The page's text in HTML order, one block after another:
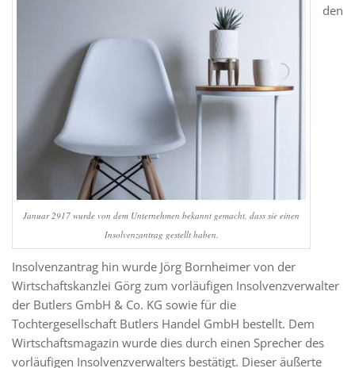
Januar 2917 wurde von dem Unternehmen bekannt gemacht, dass sie einen
Insolvenzantrag gestellt haben.
den
Insolvenzantrag hin wurde Jörg Bornheimer von der
Wirtschaftskanzlei Görg zum vorläufigen Insolvenzverwalter
der Butlers GmbH & Co. KG sowie für die
Tochtergesellschaft Butlers Handel GmbH bestellt. Dem
Wirtschaftsmagazin wurde dies durch einen Sprecher des
vorläufigen Insolvenzverwalters bestätigt. Dieser äußerte